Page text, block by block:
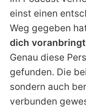
einst einen
Weg gegeben
dich
Genau diese
gefunden. Die
sondern auch
verbunden